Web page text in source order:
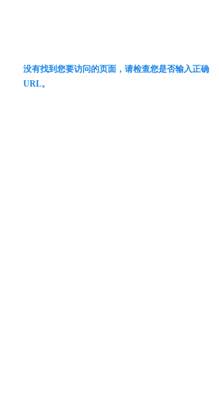
没有找到您要访问的页面，请检查您是否输入正确
URL。